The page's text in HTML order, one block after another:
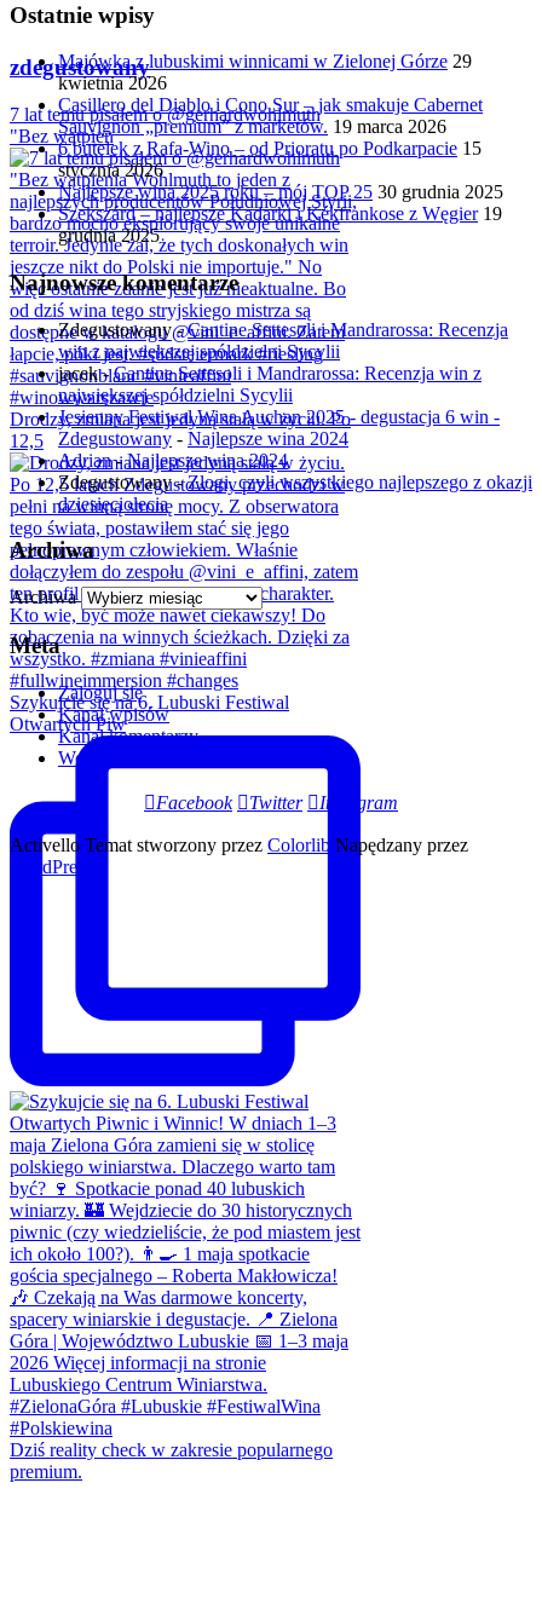
zdegustowany
7 lat temu pisałem o @gerhardwohlmuth
"Bez wątpien
Drodzy, zmiana jest jedyną stałą w życiu. Po
12,5
Szykujcie się na 6. Lubuski Festiwal
Otwartych Piw
Dziś reality check w zakresie popularnego
premium.
Ostatnie wpisy
Majówka z lubuskimi winnicami w Zielonej Górze 29
kwietnia 2026
Casillero del Diablo i Cono Sur – jak smakuje Cabernet
Sauvignon „premium” z marketów. 19 marca 2026
6 butelek z Rafa-Wino – od Prioratu po Podkarpacie 15
stycznia 2026
Najlepsze wina 2025 roku – mój TOP 25 30 grudnia 2025
Szekszárd – najlepsze Kadarki i Kékfrankose z Węgier 19
grudnia 2025
Najnowsze komentarze
Zdegustowany-Cantine Settesoli i Mandrarossa: Recenzja
win z największej spółdzielni Sycylii
jacek-Cantine Settesoli i Mandrarossa: Recenzja win z
największej spółdzielni Sycylii
Jesienny Festiwal Wina Auchan 2025 - degustacja 6 win -
Zdegustowany - Najlepsze wina 2024
Adrian-Najlepsze wina 2024
Zdegustowany-Złogi, czyli wszystkiego najlepszego z okazji
dziesięciolecia
Archiwa
Archiwa
Meta
Zaloguj się
Kanał wpisów
Kanał komentarzy
WordPress.org
Facebook Twitter Instagram
Activello Temat stworzony przez Colorlib Napędzany przez
WordPress